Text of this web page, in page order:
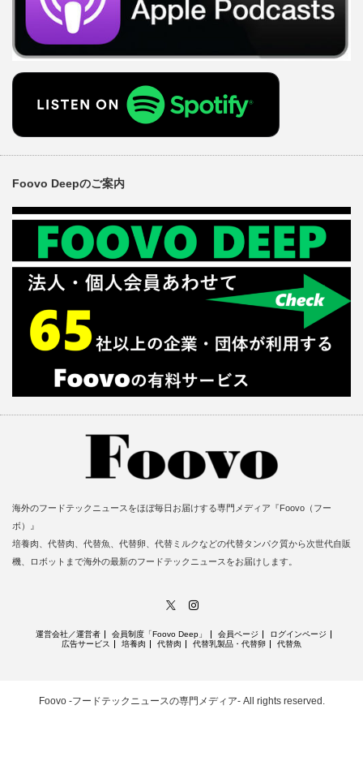
Foovo Deepのご案内
海外のフードテックニュースをほぼ毎日お届けする専門メディア『Foovo（フー
ボ）』
培養肉、代替肉、代替魚、代替卵、代替ミルクなどの代替タンパク質から次世代自販
機、ロボットまで海外の最新のフードテックニュースをお届けします。
運営会社／運営者 会員制度「Foovo Deep」 会員ページ
ログインページ
広告サービス
培養肉 代替肉 代替乳製品・代替卵 代替魚
Foovo -フードテックニュースの専門メディア-All rights reserved.